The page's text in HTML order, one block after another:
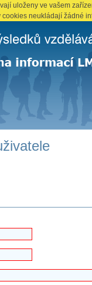
uloženy ve vašem
neukládají žádné